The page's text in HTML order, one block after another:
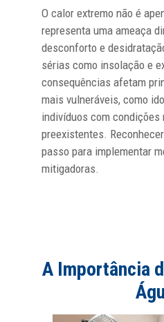
O calor extremo não é
representa uma ameaça
desconforto e
sérias como insolação e
consequências afetam
mais vulneráveis, como
indivíduos com condições
preexistentes.
passo para implementar
mitigadoras.
A Importância